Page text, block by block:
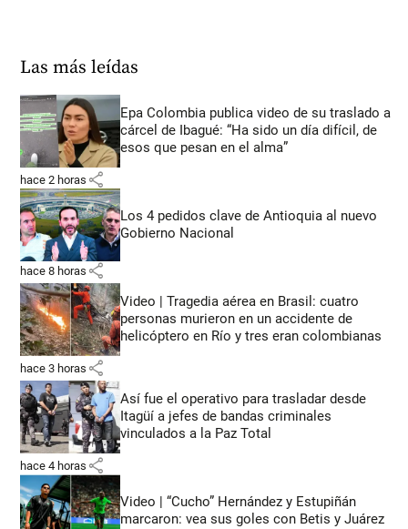
Las más leídas
Epa Colombia publica video de su traslado a
cárcel de Ibagué: “Ha sido un día difícil, de
esos que pesan en el alma”
hace 2 horas share
Los 4 pedidos clave de Antioquia al nuevo
Gobierno Nacional
hace 8 horas share
Video | Tragedia aérea en Brasil: cuatro
personas murieron en un accidente de
helicóptero en Río y tres eran colombianas
hace 3 horas share
Así fue el operativo para trasladar desde
Itagüí a jefes de bandas criminales
vinculados a la Paz Total
hace 4 horas share
Video | “Cucho” Hernández y Estupiñán
marcaron: vea sus goles con Betis y Juárez